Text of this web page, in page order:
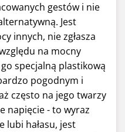
gestów i nie
Jest
innych, nie zgłasza
na mocny
specjalną plastikową
pogodnym i
często na jego twarzy
napięcie - to wyraz
lubi hałasu, jest